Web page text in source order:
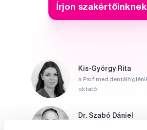
Írjon szakértőinknek
Kis-György Rita
a Profimed
oktató
Dr. Szabó Dániel
a Profimed fogorvosa,